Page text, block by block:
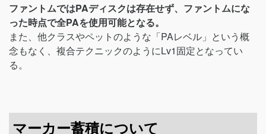
ファントムではPAディスクは存在せず、ファントムにな
った時点で全PAを使用可能となる。
また、他クラスやペットのような「PAレベル」という概
念もなく、複合テクニックのようにLv1固定となってい
る。
マーカー蓄積について